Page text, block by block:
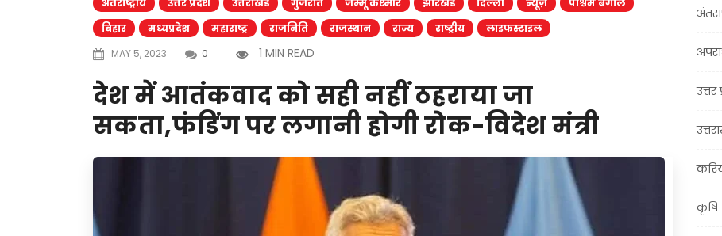
अंतराष्ट्रीय
उत्तर प्रदेश उत्तराखंड गुजरात जम्मू कश्मीर झारखंड दिल्ली न्यूज़
पश्चिम बंगाल
बिहार
मध्यप्रदेश महाराष्ट्र राजनिति राजस्थान राज्य राष्ट्रीय
लाइफस्टाइल
MAY 5, 2023
0 1 MIN READ
देश में आतंकवाद को सही नहीं ठहराया जा
सकता,फंडिंग पर लगानी होगी रोक-विदेश मंत्री
उत्तर
कृषि